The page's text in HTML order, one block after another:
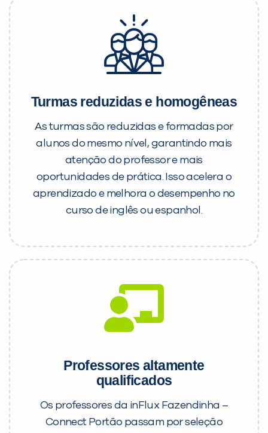
Turmas reduzidas e homogêneas
As turmas são reduzidas e formadas por
alunos do mesmo nível, garantindo mais
atenção do professor e mais
oportunidades de prática. Isso acelera o
aprendizado e melhora o desempenho no
curso de inglês ou espanhol.
Professores altamente
qualificados
Os professores da inFlux Fazendinha –
Connect Portão passam por seleção